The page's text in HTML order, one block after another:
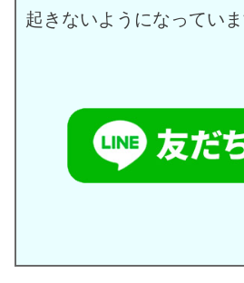
起きないようになってい